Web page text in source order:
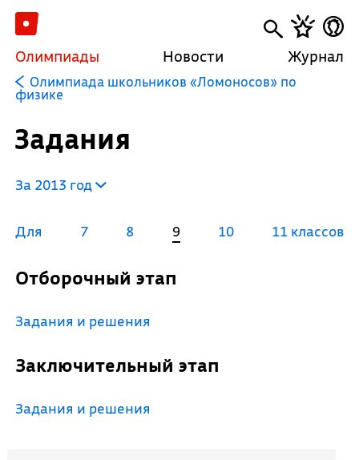
Олимпиады Новости Журнал
Олимпиада школьников «Ломоносов» по
физике
Задания
За 2013 год
Для 7 8 9 10 11 классов
Отборочный этап
Задания и решения
Заключительный этап
Задания и решения